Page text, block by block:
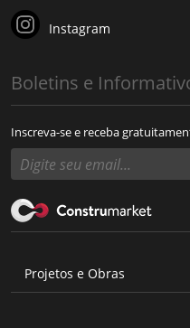
Instagram
Boletins e
Inscreva-se e receba
Projetos e Obras